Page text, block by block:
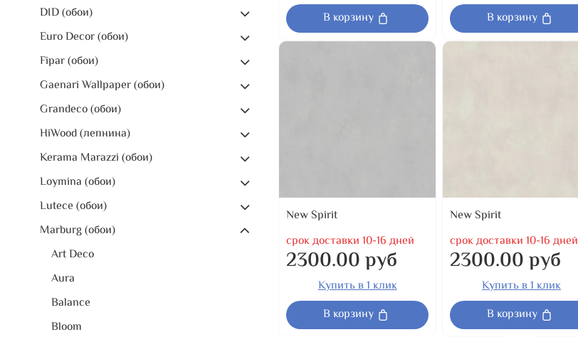
В корзину
В корзину
New Spirit
срок доставки 10-16 дней
2300.00 руб
Купить в 1 клик
В корзину
New Spirit
срок доставки 10-16 дней
2300.00 руб
Купить в 1 клик
В корзину
DID (обои)
Euro Decor (обои)
Fipar (обои)
Gaenari Wallpaper (обои)
Grandeco (обои)
HiWood (лепнина)
Kerama Marazzi (обои)
Loymina (обои)
Lutece (обои)
Marburg (обои)
Art Deco
Aura
Balance
Bloom